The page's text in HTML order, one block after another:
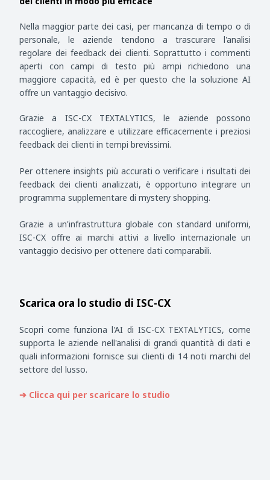
Nella maggior parte dei casi, per mancanza di tempo o di
personale, le aziende tendono a trascurare l'analisi
regolare dei feedback dei clienti. Soprattutto i commenti
aperti con campi di testo più ampi richiedono una
maggiore capacità, ed è per questo che la soluzione AI
offre un vantaggio decisivo.
Grazie a ISC-CX TEXTALYTICS, le aziende possono
raccogliere, analizzare e utilizzare efficacemente i preziosi
feedback dei clienti in tempi brevissimi.
Per ottenere insights più accurati o verificare i risultati dei
feedback dei clienti analizzati, è opportuno integrare un
programma supplementare di mystery shopping.
Grazie a un'infrastruttura globale con standard uniformi,
ISC-CX offre ai marchi attivi a livello internazionale un
vantaggio decisivo per ottenere dati comparabili.
Scarica ora lo studio di ISC-CX
Scopri come funziona l'AI di ISC-CX TEXTALYTICS, come
supporta le aziende nell'analisi di grandi quantità di dati e
quali informazioni fornisce sui clienti di 14 noti marchi del
settore del lusso.
➔ Clicca qui per scaricare lo studio